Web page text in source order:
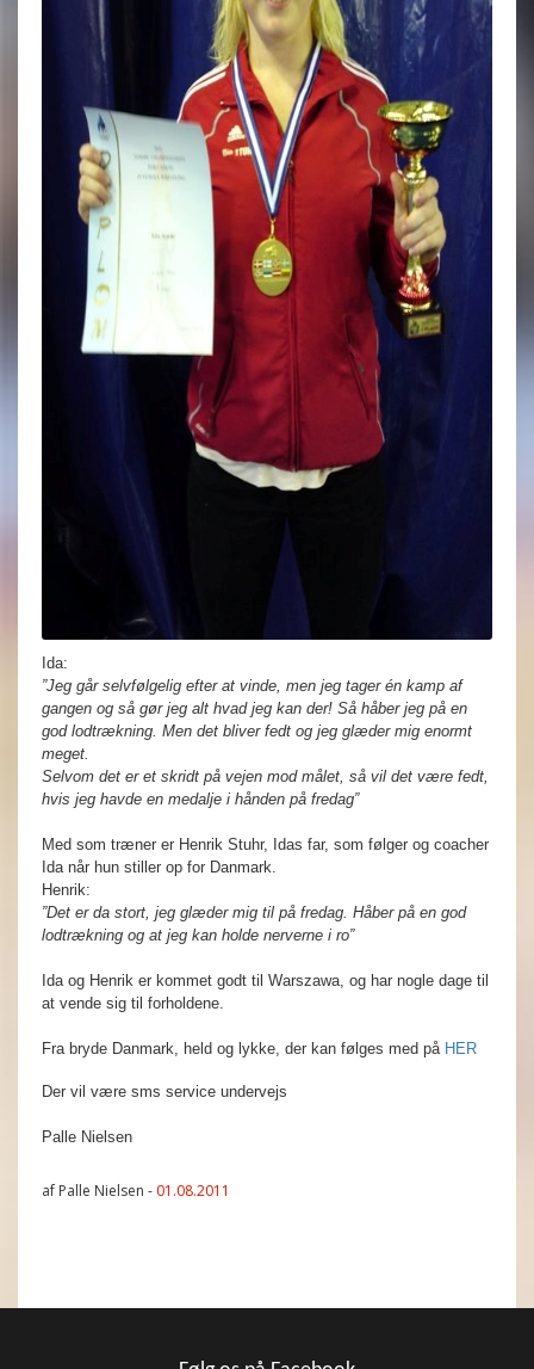
Ida:
”Jeg går selvfølgelig efter at vinde, men jeg tager én kamp af
gangen og så gør jeg alt hvad jeg kan der! Så håber jeg på en
god lodtrækning. Men det bliver fedt og jeg glæder mig enormt
meget.
Selvom det er et skridt på vejen mod målet, så vil det være fedt,
hvis jeg havde en medalje i hånden på fredag”
Med som træner er Henrik Stuhr, Idas far, som følger og coacher
Ida når hun stiller op for Danmark.
Henrik:
”Det er da stort, jeg glæder mig til på fredag. Håber på en god
lodtrækning og at jeg kan holde nerverne i ro”
Ida og Henrik er kommet godt til Warszawa, og har nogle dage til
at vende sig til forholdene.
Fra bryde Danmark, held og lykke, der kan følges med på HER
Der vil være sms service undervejs
Palle Nielsen
af Palle Nielsen - 01.08.2011